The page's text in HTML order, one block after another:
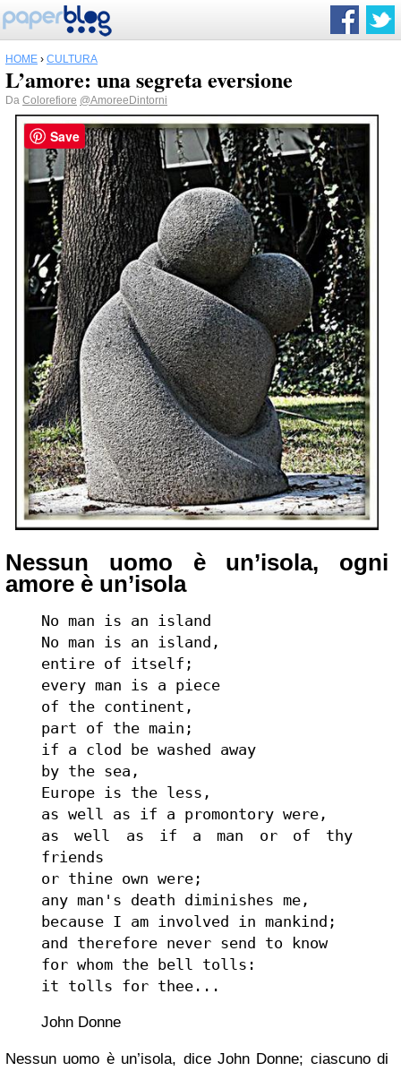
HOME › CULTURA
L’amore: una segreta eversione
Da Colorefiore @AmoreeDintorni
Nessun uomo è un’isola, ogni
amore è un’isola
No man is an island
No man is an island,
entire of itself;
every man is a piece
of the continent,
part of the main;
if a clod be washed away
by the sea,
Europe is the less,
as well as if a promontory were,
as well as if a man or of thy
friends
or thine own were;
any man's death diminishes me,
because I am involved in mankind;
and therefore never send to know
for whom the bell tolls:
it tolls for thee...
John Donne
Nessun uomo è un’isola, dice John Donne; ciascuno di
Save